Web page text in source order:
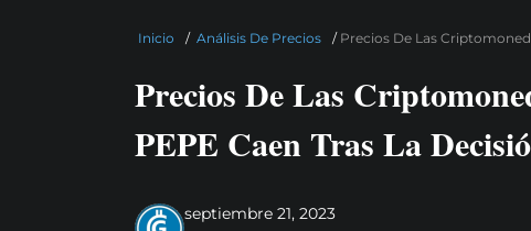
Inicio / Análisis De Precios / Precios De Las
Precios De Las
PEPE Caen Tras La
septiembre 21, 2023